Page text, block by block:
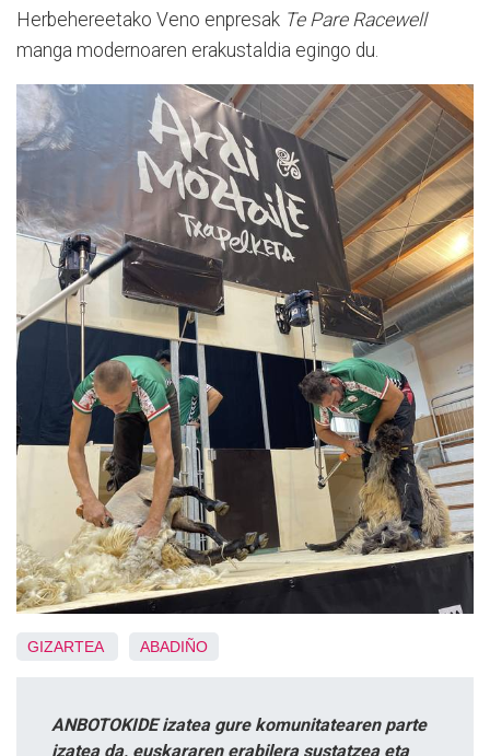
Herbehereetako Veno enpresak Te Pare Racewell
manga modernoaren erakustaldia egingo du.
GIZARTEA ABADIÑO
ANBOTOKIDE izatea gure komunitatearen parte
izatea da, euskararen erabilera sustatzea eta